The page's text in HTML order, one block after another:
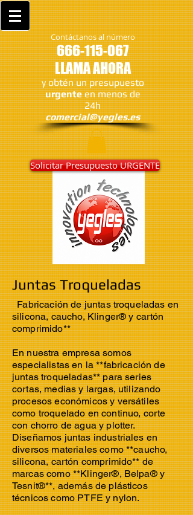
Contáctanos al número
666-115-067
LLAMA AHORA
y obtén un presupuesto
urgenteen menos de
24h
comercial@yegles.es
Solicitar Presupuesto URGENTE
Juntas Troqueladas
Fabricación de juntas troqueladas en
silicona, caucho, Klinger® y cartón
comprimido**
En nuestra empresa somos
especialistas en la **fabricación de
juntas troqueladas** para series
cortas, medias y largas, utilizando
procesos económicos y versátiles
como troquelado en continuo, corte
con chorro de agua y plotter.
Diseñamos juntas industriales en
diversos materiales como **caucho,
silicona, cartón comprimido** de
marcas como **Klinger®, Belpa® y
Tesnit®**, además de plásticos
técnicos como PTFE y nylon.